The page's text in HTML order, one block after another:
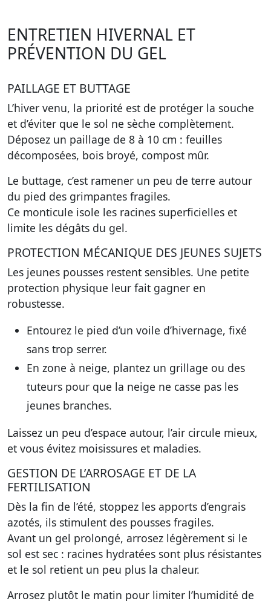
ENTRETIEN HIVERNAL ET
PRÉVENTION DU GEL
PAILLAGE ET BUTTAGE
L’hiver venu, la priorité est de protéger la souche
et d’éviter que le sol ne sèche complètement.
Déposez un paillage de 8 à 10 cm : feuilles
décomposées, bois broyé, compost mûr.
Le buttage, c’est ramener un peu de terre autour
du pied des grimpantes fragiles.
Ce monticule isole les racines superficielles et
limite les dégâts du gel.
PROTECTION MÉCANIQUE DES JEUNES SUJETS
Les jeunes pousses restent sensibles. Une petite
protection physique leur fait gagner en
robustesse.
Entourez le pied d’un voile d’hivernage, fixé
sans trop serrer.
En zone à neige, plantez un grillage ou des
tuteurs pour que la neige ne casse pas les
jeunes branches.
Laissez un peu d’espace autour, l’air circule mieux,
et vous évitez moisissures et maladies.
GESTION DE L’ARROSAGE ET DE LA
FERTILISATION
Dès la fin de l’été, stoppez les apports d’engrais
azotés, ils stimulent des pousses fragiles.
Avant un gel prolongé, arrosez légèrement si le
sol est sec : racines hydratées sont plus résistantes
et le sol retient un peu plus la chaleur.
Arrosez plutôt le matin pour limiter l’humidité de